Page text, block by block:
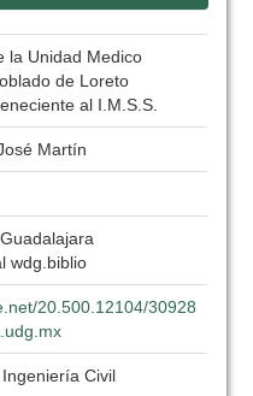
la Unidad Medico
de Loreto
al I.M.S.S.
Martín
wdg.biblio
20.500.12104/30928
Civil